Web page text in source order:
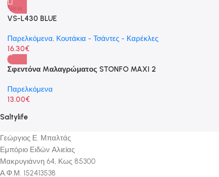
New
VS-L430 BLUE
Παρελκόμενα, Κουτάκια - Τσάντες - Καρέκλες
16.30€
Σφεντόνα Mαλαγρώματος STONFO MAXI 2
Παρελκόμενα
13.00€
Saltylife
Γεώργιος Ε. Μπαλτάς
Εμπόριο Ειδών Αλιείας
Μακρυγιάννη 64, Κως 85300
Α.Φ.Μ. 152413538